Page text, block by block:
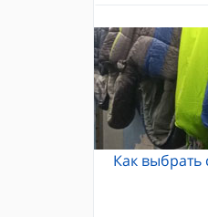
Кошки
Каски и
Жумары и
Карабины и
Спусковые
Как